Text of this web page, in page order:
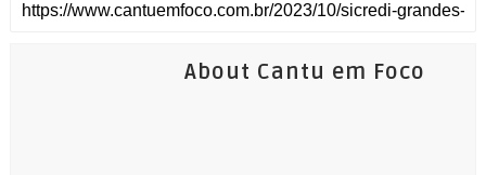
About Cantu em Foco